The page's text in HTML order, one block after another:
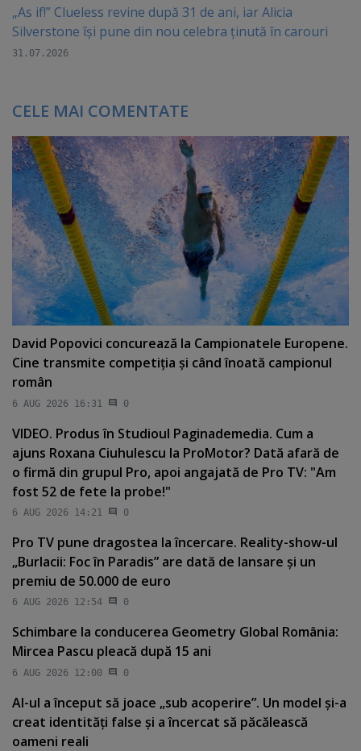
„As if!” Clueless revine după 31 de ani, iar Alicia
Silverstone își pune din nou celebra ținută în carouri
31.07.2026
CELE MAI COMENTATE
David Popovici concurează la Campionatele Europene.
Cine transmite competiţia şi când înoată campionul
român
6 AUG 2026 16:31 0
VIDEO. Produs în Studioul Paginademedia. Cum a
ajuns Roxana Ciuhulescu la ProMotor? Dată afară de
o firmă din grupul Pro, apoi angajată de Pro TV: "Am
fost 52 de fete la probe!"
6 AUG 2026 14:21 0
Pro TV pune dragostea la încercare. Reality-show-ul
„Burlacii: Foc în Paradis” are dată de lansare şi un
premiu de 50.000 de euro
6 AUG 2026 12:54 0
Schimbare la conducerea Geometry Global România:
Mircea Pascu pleacă după 15 ani
6 AUG 2026 12:00 0
AI-ul a început să joace „sub acoperire”. Un model şi-a
creat identităţi false şi a încercat să păcălească
oameni reali